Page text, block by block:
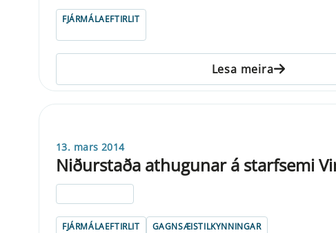
FJÁRMÁLAEFTIRLIT
Lesa meira
13. mars 2014
Niðurstaða athugunar á starfsemi
FJÁRMÁLAEFTIRLIT GAGNSÆISTILKYNNINGAR